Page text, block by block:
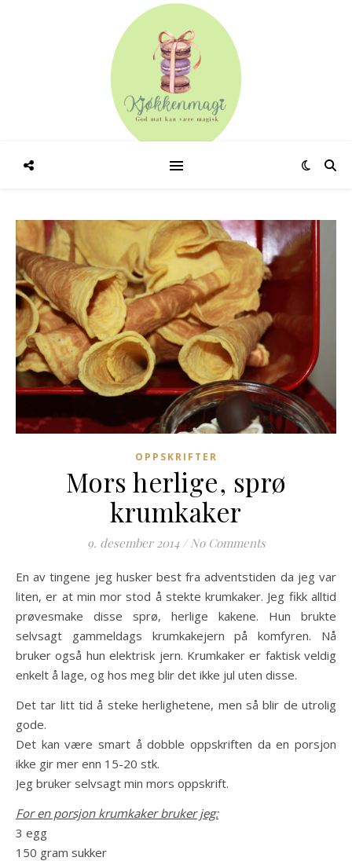
OPPSKRIFTER
Mors herlige, sprø
krumkaker
9. desember 2014 / No Comments
En av tingene jeg husker best fra adventstiden da jeg var
liten, er at min mor stod å stekte krumkaker. Jeg fikk alltid
prøvesmake disse sprø, herlige kakene. Hun brukte
selvsagt gammeldags krumkakejern på komfyren. Nå
bruker også hun elektrisk jern. Krumkaker er faktisk veldig
enkelt å lage, og hos meg blir det ikke jul uten disse.
Det tar litt tid å steke herlighetene, men så blir de utrolig
gode.
Det kan være smart å dobble oppskriften da en porsjon
ikke gir mer enn 15-20 stk.
Jeg bruker selvsagt min mors oppskrift.
For en porsjon krumkaker bruker jeg:
3 egg
150 gram sukker